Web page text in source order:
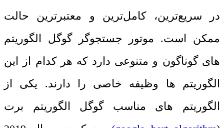
در سریع‌ترین، کامل‌ترین و معتبرترین حالت
ممکن است. موتور جستجوگر گوگل الگوریتم‌
های گوناگون و متنوعی دارد که هر کدام از این
الگوریتم ‌ها وظیفه خاصی را دارند. یکی از
الگوریتم‌ های مناسب گوگل الگوریتم برت